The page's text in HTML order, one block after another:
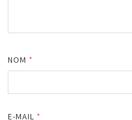
NOM *
E-MAIL *